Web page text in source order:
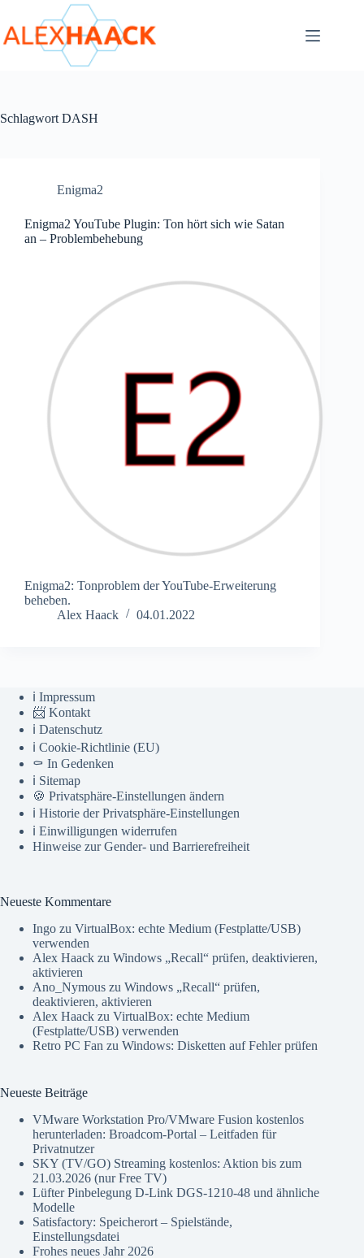
springen
Schlagwort DASH
Enigma2
Enigma2 YouTube Plugin: Ton hört sich wie Satan
an – Problembehebung
Enigma2: Tonproblem der YouTube-Erweiterung
beheben.
Alex Haack
04.01.2022
ℹ️ Impressum
📨 Kontakt
ℹ️ Datenschutz
ℹ️ Cookie-Richtlinie (EU)
⚰️ In Gedenken
ℹ️ Sitemap
🍪 Privatsphäre-Einstellungen ändern
ℹ️ Historie der Privatsphäre-Einstellungen
ℹ️ Einwilligungen widerrufen
Hinweise zur Gender- und Barrierefreiheit
Neueste Kommentare
Ingo zu VirtualBox: echte Medium (Festplatte/USB)
verwenden
Alex Haack zu Windows „Recall“ prüfen, deaktivieren,
aktivieren
Ano_Nymous zu Windows „Recall“ prüfen,
deaktivieren, aktivieren
Alex Haack zu VirtualBox: echte Medium
(Festplatte/USB) verwenden
Retro PC Fan zu Windows: Disketten auf Fehler prüfen
Neueste Beiträge
VMware Workstation Pro/VMware Fusion kostenlos
herunterladen: Broadcom-Portal – Leitfaden für
Privatnutzer
SKY (TV/GO) Streaming kostenlos: Aktion bis zum
21.03.2026 (nur Free TV)
Lüfter Pinbelegung D-Link DGS-1210-48 und ähnliche
Modelle
Satisfactory: Speicherort – Spielstände,
Einstellungsdatei
Frohes neues Jahr 2026